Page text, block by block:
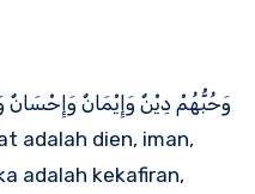
وَحُبُّهُمْ دِيْنٌ وَإِيْمَانٌ
adalah kekafiran,